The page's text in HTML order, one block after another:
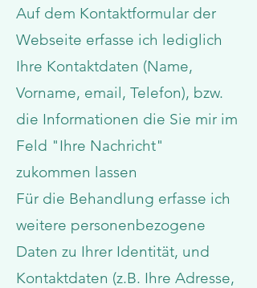
Auf dem Kontaktformular der
Webseite erfasse ich lediglich
Ihre Kontaktdaten (Name,
Vorname, email, Telefon), bzw.
die Informationen die Sie mir im
Feld "Ihre Nachricht"
zukommen lassen
Für die Behandlung erfasse ich
weitere personenbezogene
Daten zu Ihrer Identität, und
Kontaktdaten (z.B. Ihre Adresse,